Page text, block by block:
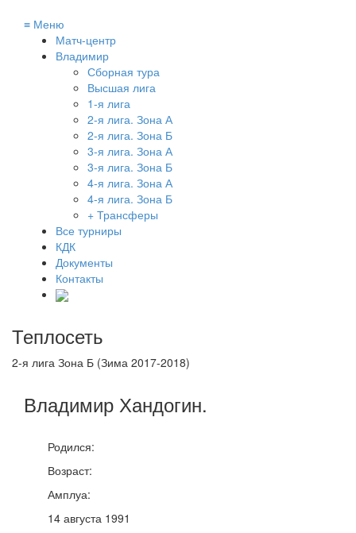
≡ Меню
Матч-центр
Владимир
Сборная тура
Высшая лига
1-я лига
2-я лига. Зона А
2-я лига. Зона Б
3-я лига. Зона А
3-я лига. Зона Б
4-я лига. Зона А
4-я лига. Зона Б
+ Трансферы
Все турниры
КДК
Документы
Контакты
Теплосеть
2-я лига Зона Б (Зима 2017-2018)
Владимир Хандогин.
Родился:
Возраст:
Амплуа:
14 августа 1991